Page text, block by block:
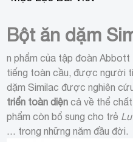
Bột ăn dặm
n phẩm của tập đoàn Abbott
tiếng toàn cầu, được người
dặm Similac được nghiên
triển toàn diện cả về thể
phẩm còn bổ sung cho trẻ
… trong những năm đầu đời.